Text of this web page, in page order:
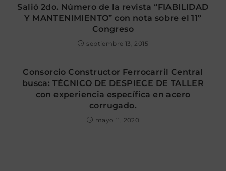
Salió 2do. Número de la revista “FIABILIDAD
Y MANTENIMIENTO” con nota sobre el 11º
Congreso
septiembre 13, 2015
Consorcio Constructor Ferrocarril Central
busca: TÉCNICO DE DESPIECE DE TALLER
con experiencia específica en acero
corrugado.
mayo 11, 2020